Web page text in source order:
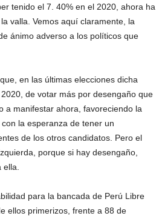
tenido el 7. 40% en el 2020, ahora ha
valla. Vemos aquí claramente, la
ánimo adverso a los políticos que
en las últimas elecciones dicha
de votar más por desengaño que
a manifestar ahora, favoreciendo la
la esperanza de tener un
de los otros candidatos. Pero el
porque si hay desengaño,
para la bancada de Perú Libre
ellos primerizos, frente a 88 de